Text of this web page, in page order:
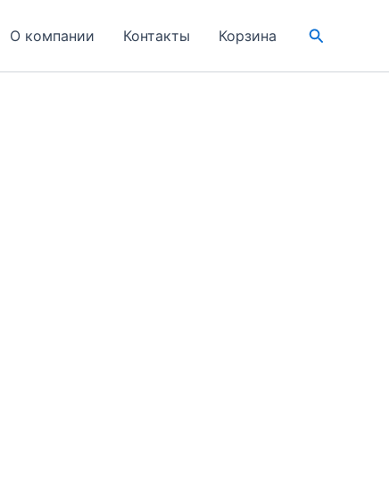
О компании Контакты Корзина Поиск